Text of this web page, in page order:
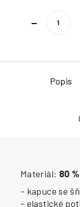
−
Popis
Materiál: 80
- kapuce se
- elastické